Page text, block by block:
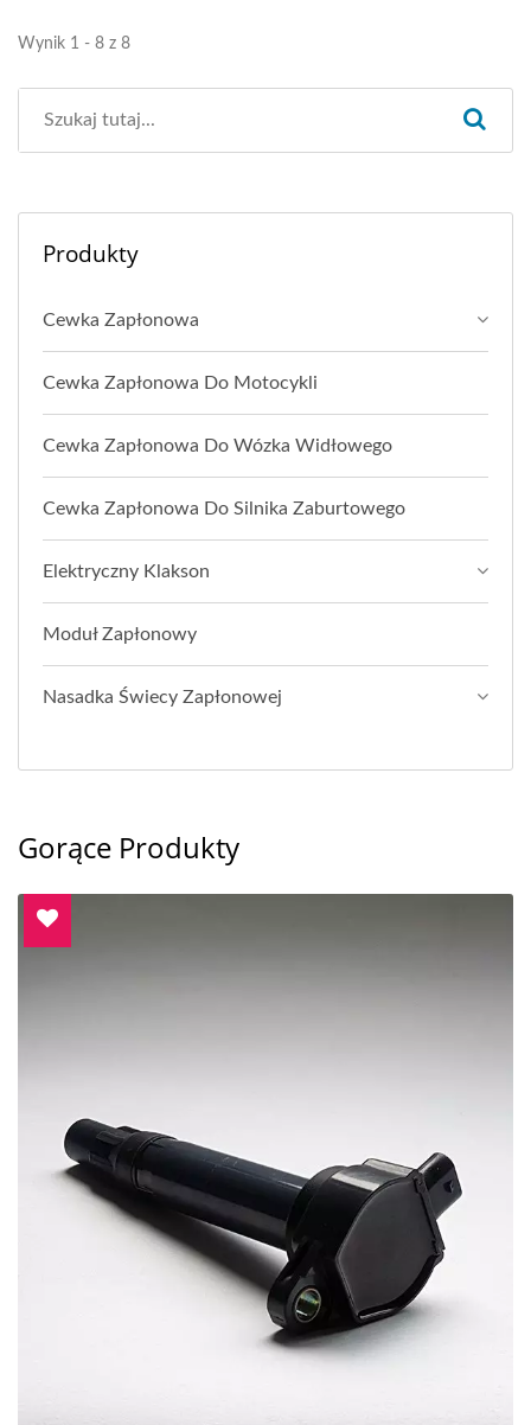
Wynik 1 - 8 z 8
Produkty
Cewka Zapłonowa
Cewka Zapłonowa Do Motocykli
Cewka Zapłonowa Do Wózka Widłowego
Cewka Zapłonowa Do Silnika Zaburtowego
Elektryczny Klakson
Moduł Zapłonowy
Nasadka Świecy Zapłonowej
Gorące Produkty